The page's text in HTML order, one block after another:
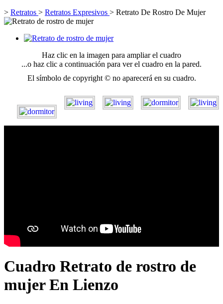
> Retratos > Retratos Expresivos > Retrato De Rostro De Mujer
Haz clic en la imagen para ampliar el cuadro
...o haz clic a continuación para ver el cuadro en la pared.
El símbolo de copyright © no aparecerá en su cuadro.
Cuadro Retrato de rostro de
mujer En Lienzo